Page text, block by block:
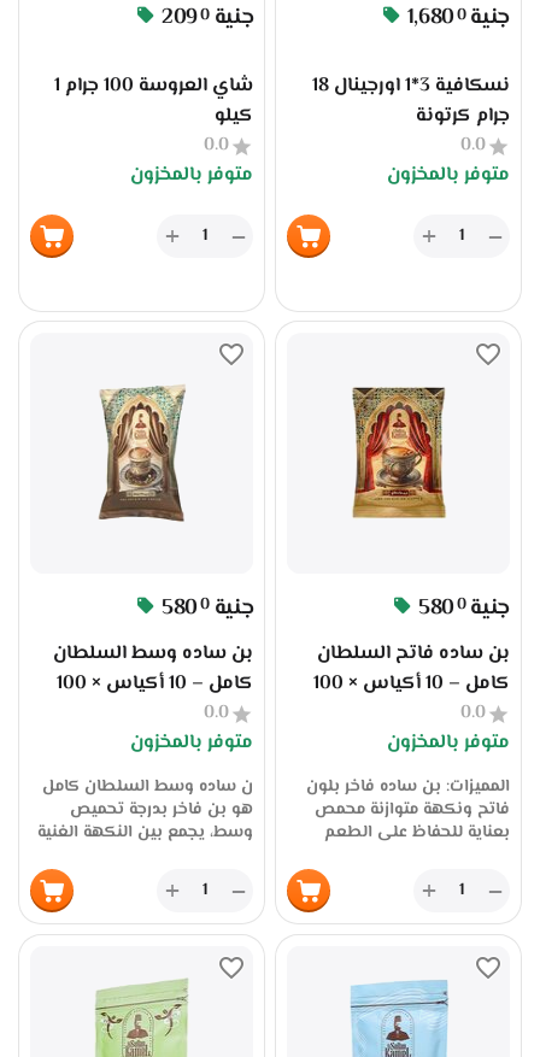
1,6800 جنية
نسكافية 3*1 اورجينال 18
جرام كرتونة
0.0
متوفر بالمخزون
+ −
2090 جنية
شاي العروسة 100 جرام 1
كيلو
0.0
متوفر بالمخزون
+ −
5800 جنية
بن ساده فاتح السلطان
كامل – 10 أكياس × 100
جرام – جملة الجملة من
المصنع عبر سوق بلس
0.0
متوفر بالمخزون
المميزات: بن ساده فاخر بلون
فاتح ونكهة متوازنة محمص
بعناية للحفاظ على الطعم
أكياس × 100 جرام = 1 كيلو
مناسب للمقاهي، المطاعم،
والموزعين متوفر بكميات كبيرة
المصنع عبر سوق بلس جودة
عالية وسعر منافس للتجار
والموزعين
+ −
5800 جنية
بن ساده وسط السلطان
كامل – 10 أكياس × 100
جرام | جملة الجملة من
المصنع عبر سوق بلس
0.0
متوفر بالمخزون
ن ساده وسط السلطان كامل
هو بن فاخر بدرجة تحميص
وسط، يجمع بين النكهة الغنية
الذوق العربي العصري. يُحمص
بعناية للحفاظ على جودة الحبة
ورائحتها الزكية، ويُعبأ في علبة
كيلو. متوفر الآن عبر سوق
بلس بسعر الجملة، جملة الجملة
مباشرة من المصنع، مما يجعله
+ −